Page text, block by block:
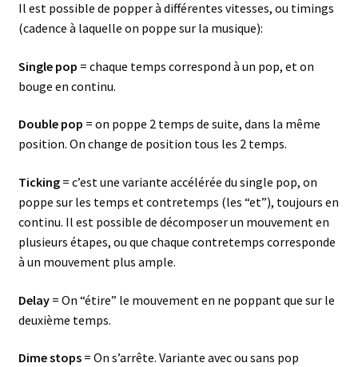
Il est possible de popper à différentes vitesses, ou timings
(cadence à laquelle on poppe sur la musique):
Single pop = chaque temps correspond à un pop, et on
bouge en continu.
Double pop = on poppe 2 temps de suite, dans la même
position. On change de position tous les 2 temps.
Ticking = c’est une variante accélérée du single pop, on
poppe sur les temps et contretemps (les “et”), toujours en
continu. Il est possible de décomposer un mouvement en
plusieurs étapes, ou que chaque contretemps corresponde
à un mouvement plus ample.
Delay= On “étire” le mouvement en ne poppant que sur le
deuxième temps.
Dime stops= On s’arrête. Variante avec ou sans pop